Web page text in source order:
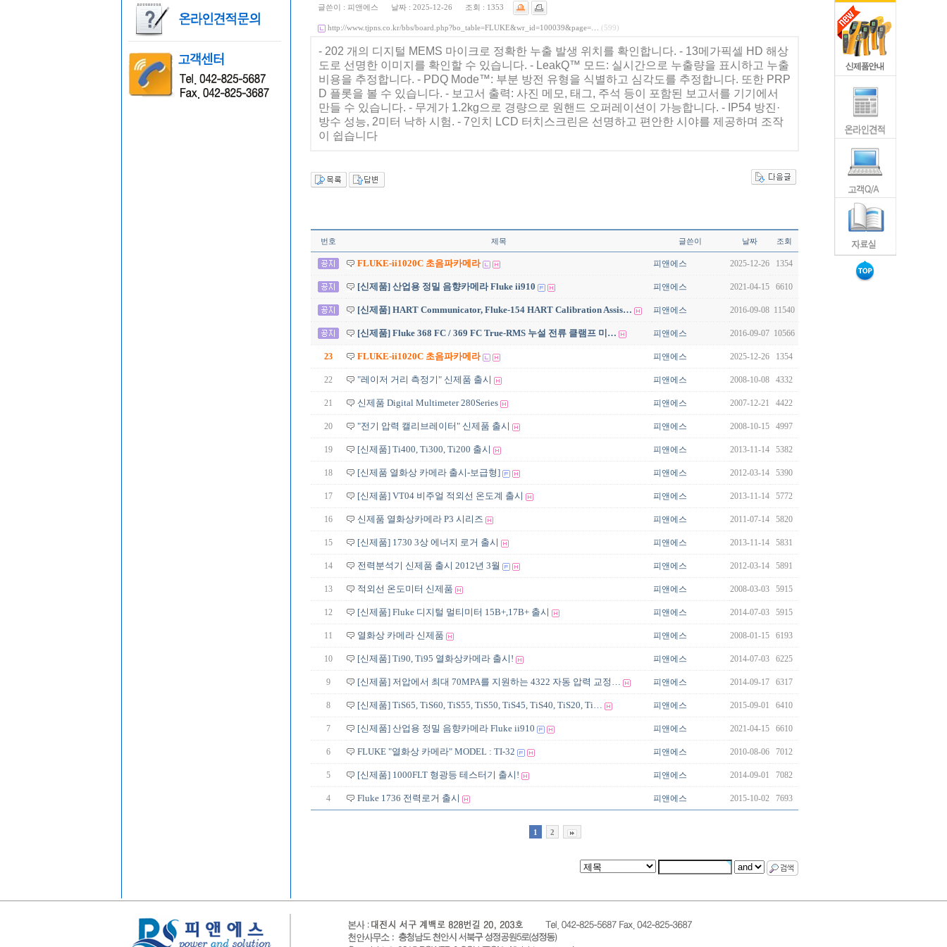
글쓴이 : 피앤에스 날짜 : 2025-12-26 조회 : 1353
http://www.tjpns.co.kr/bbs/board.php?bo_table=FLUKE&wr_id=100039&page=… (599)
- 202 개의 디지털 MEMS 마이크로 정확한 누출 발생 위치를 확인합니다. - 13메가픽셀 HD 해상
도로 선명한 이미지를 확인할 수 있습니다. - LeakQ™ 모드: 실시간으로 누출량을 표시하고 누출
비용을 추정합니다. - PDQ Mode™: 부분 방전 유형을 식별하고 심각도를 추정합니다. 또한 PRP
D 플롯을 볼 수 있습니다. - 보고서 출력: 사진 메모, 태그, 주석 등이 포함된 보고서를 기기에서
만들 수 있습니다. - 무게가 1.2kg으로 경량으로 원핸드 오퍼레이션이 가능합니다. - IP54 방진·
방수 성능, 2미터 낙하 시험. - 7인치 LCD 터치스크린은 선명하고 편안한 시야를 제공하며 조작
이 쉽습니다
번호 제목 글쓴이 날짜 조회
FLUKE-ii1020C 초음파카메라 피앤에스 2025-12-26 1354
[신제품] 산업용 정밀 음향카메라 Fluke ii910 피앤에스 2021-04-15 6610
[신제품] HART Communicator, Fluke-154 HART Calibration Assis… 피앤에스 2016-09-08 11540
[신제품] Fluke 368 FC / 369 FC True-RMS 누설 전류 클램프 미… 피앤에스 2016-09-07 10566
23 FLUKE-ii1020C 초음파카메라 피앤에스 2025-12-26 1354
22 "레이저 거리 측정기" 신제품 출시 피앤에스 2008-10-08 4332
21 신제품 Digital Multimeter 280Series 피앤에스 2007-12-21 4422
20 "전기 압력 캘리브레이터" 신제품 출시 피앤에스 2008-10-15 4997
19 [신제품] Ti400, Ti300, Ti200 출시 피앤에스 2013-11-14 5382
18 [신제품 열화상 카메라 출시-보급형] 피앤에스 2012-03-14 5390
17 [신제품] VT04 비주얼 적외선 온도계 출시 피앤에스 2013-11-14 5772
16 신제품 열화상카메라 P3 시리즈 피앤에스 2011-07-14 5820
15 [신제품] 1730 3상 에너지 로거 출시 피앤에스 2013-11-14 5831
14 전력분석기 신제품 출시 2012년 3월 피앤에스 2012-03-14 5891
13 적외선 온도미터 신제품 피앤에스 2008-03-03 5915
12 [신제품] Fluke 디지털 멀티미터 15B+,17B+ 출시 피앤에스 2014-07-03 5915
11 열화상 카메라 신제품 피앤에스 2008-01-15 6193
10 [신제품] Ti90, Ti95 열화상카메라 출시! 피앤에스 2014-07-03 6225
9 [신제품] 저압에서 최대 70MPA를 지원하는 4322 자동 압력 교정… 피앤에스 2014-09-17 6317
8 [신제품] TiS65, TiS60, TiS55, TiS50, TiS45, TiS40, TiS20, Ti… 피앤에스 2015-09-01 6410
7 [신제품] 산업용 정밀 음향카메라 Fluke ii910 피앤에스 2021-04-15 6610
6 FLUKE "열화상 카메라" MODEL : TI-32 피앤에스 2010-08-06 7012
5 [신제품] 1000FLT 형광등 테스터기 출시! 피앤에스 2014-09-01 7082
4 Fluke 1736 전력로거 출시 피앤에스 2015-10-02 7693
1 2